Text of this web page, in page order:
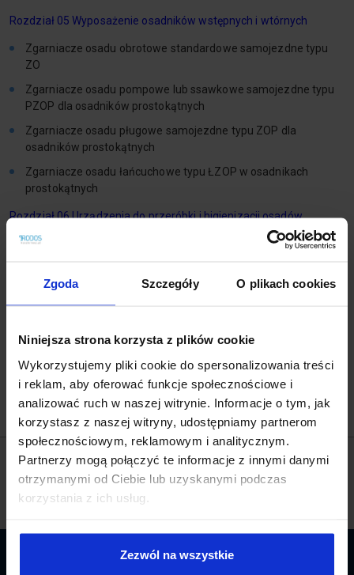
Zgoda Szczegóły O plikach cookies
Niniejsza strona korzysta z plików cookie
Wykorzystujemy pliki cookie do spersonalizowania treści
i reklam, aby oferować funkcje społecznościowe i
analizować ruch w naszej witrynie. Informacje o tym, jak
korzystasz z naszej witryny, udostępniamy partnerom
społecznościowym, reklamowym i analitycznym.
Partnerzy mogą połączyć te informacje z innymi danymi
otrzymanymi od Ciebie lub uzyskanymi podczas
korzystania z ich usług.
Zezwól na wszystkie
Rozdział 05 Wyposażenie osadników wstępnych i wtórnych
Zgarniacze osadu obrotowe standardowe samojezdne typu
ZO
Zgarniacze osadu pompowe lub ssawkowe samojezdne typu
PZOP dla osadników prostokątnych
Zgarniacze osadu pługowe samojezdne typu ZOP dla
osadników prostokątnych
Zgarniacze osadu łańcuchowe typu ŁZOP w osadnikach
prostokątnych
Rozdział 06 Urządzenia do przeróbki i higienizacji osadów
Mieszadła wolnoobrotowe zagęszczające typu MZ
Dozowniki typu D do podawania wapna
Rozdział 07 Przydomowe oczyszczalnie ścieków
Montaż oczyszczalni przydomowych drenażowych
Montaż oczyszczalni przydomowych drenażowych z filtrem
POTRZEBUJESZ POMOCY? ZADZWOŃ!(pn‑pt , w godz.:
8‑16)
+48 94 717 35 00